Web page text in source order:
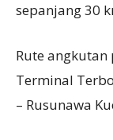
sepanjang 30
Rute
Terminal
– Rusunawa